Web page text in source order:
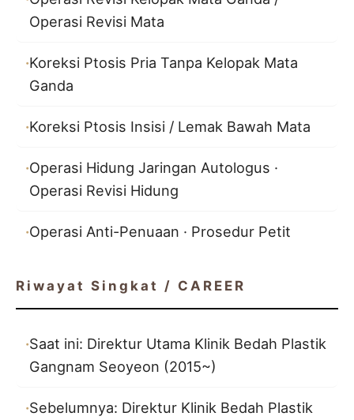
Operasi Revisi Mata
Koreksi Ptosis Pria Tanpa Kelopak Mata
Ganda
Koreksi Ptosis Insisi / Lemak Bawah Mata
Operasi Hidung Jaringan Autologus ·
Operasi Revisi Hidung
Operasi Anti-Penuaan · Prosedur Petit
Riwayat Singkat / CAREER
Saat ini: Direktur Utama Klinik Bedah Plastik
Gangnam Seoyeon (2015~)
Sebelumnya: Direktur Klinik Bedah Plastik